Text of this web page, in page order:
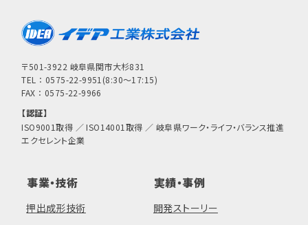
〒501-3922 岐阜県関市大杉831
TEL ： 0575-22-9951(8:30～17:15)
FAX ： 0575-22-9966
【認証】
ISO9001取得 ／ ISO14001取得 ／ 岐阜県ワーク・ライフ・バランス推進
エクセレント企業
事業・技術
押出成形技術
実績・事例
開発ストーリー